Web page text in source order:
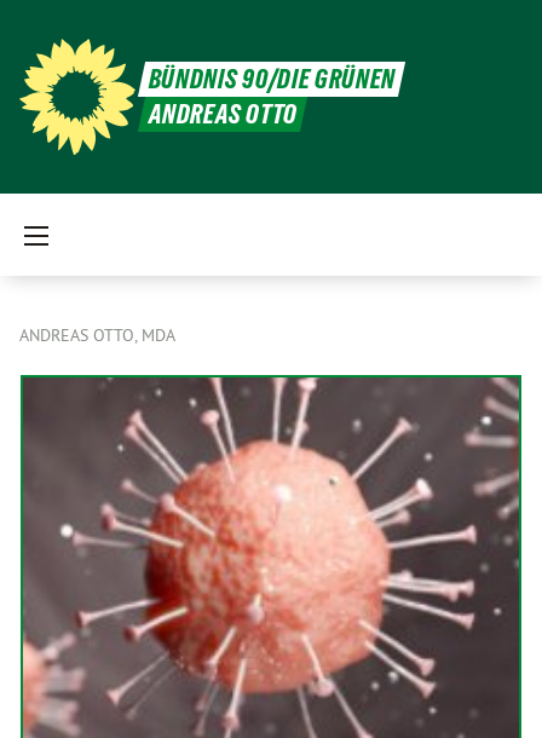
BÜNDNIS 90/DIE GRÜNEN
ANDREAS OTTO
ANDREAS OTTO, MDA